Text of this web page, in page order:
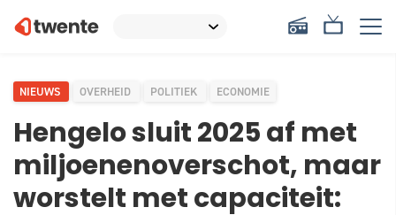
NIEUWS OVERHEID POLITIEK ECONOMIE
Hengelo sluit 2025 af met
miljoenenoverschot, maar
worstelt met capaciteit: